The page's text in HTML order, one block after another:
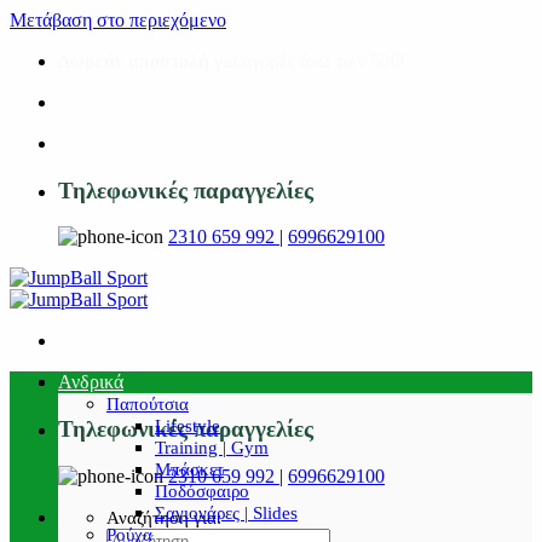
Μετάβαση στο περιεχόμενο
Τηλεφωνικές παραγγελίες
2310 659 992 | 6996629100
Τηλεφωνικές παραγγελίες
2310 659 992 | 6996629100
Αναζήτηση για:
Ανδρικά
Παπούτσια
Lifestyle
Training | Gym
Μπάσκετ
Ποδόσφαιρο
Σαγιονάρες | Slides
Ρούχα